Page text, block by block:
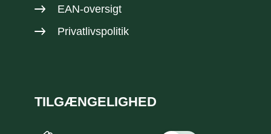
EAN-oversigt
Privatlivspolitik
TILGÆNGELIGHED